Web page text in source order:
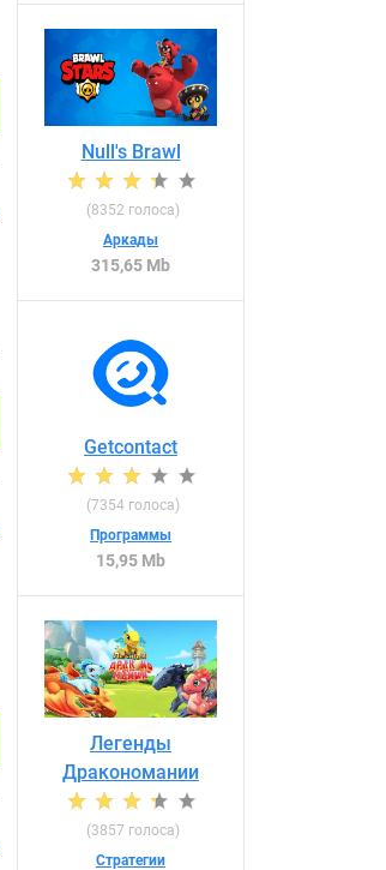
Null's Brawl
(8352 голоса)
Аркады
315,65 Mb
Getcontact
(7354 голоса)
Программы
15,95 Mb
Легенды
Дракономании
(3857 голоса)
Стратегии